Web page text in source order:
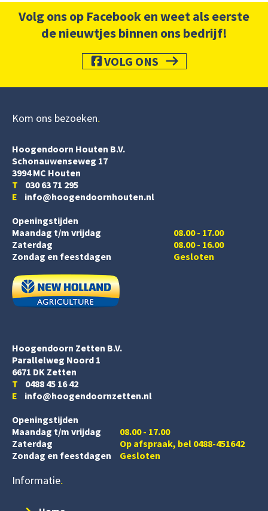
Volg ons op Facebook en weet als eerste
de nieuwtjes binnen ons bedrijf!
VOLG ONS
Kom ons bezoeken
Hoogendoorn Houten B.V.
Schonauwenseweg 17
3994 MC Houten
T 030 63 71 295
E info@hoogendoornhouten.nl
Openingstijden
Maandag t/m vrijdag
Zaterdag
08.00 - 17.00
08.00 - 16.00
Zondag en feestdagen
Gesloten
Hoogendoorn Zetten B.V.
Parallelweg Noord 1
6671 DK Zetten
T 0488 45 16 42
E info@hoogendoornzetten.nl
Openingstijden
Maandag t/m vrijdag
08.00 - 17.00
Zaterdag
Op afspraak, bel 0488-451642
Zondag en feestdagen
Gesloten
Informatie